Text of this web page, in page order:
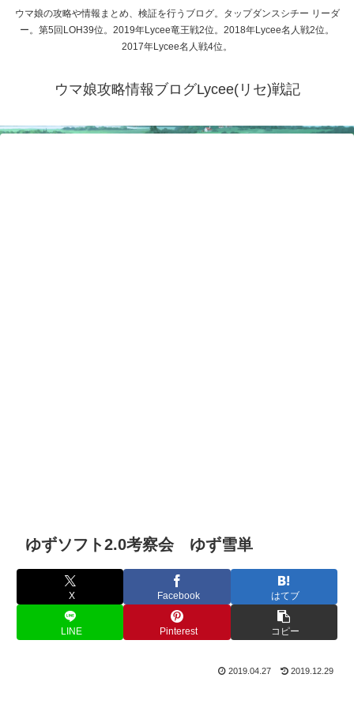
ウマ娘の攻略や情報まとめ、検証を行うブログ。タップダンスシチー リーダ
ー。第5回LOH39位。2019年Lycee竜王戦2位。2018年Lycee名人戦2位。
2017年Lycee名人戦4位。
ウマ娘攻略情報ブログLycee(リセ)戦記
ゆずソフト2.0考察会 ゆず雪単
X Facebook はてブ
LINE Pinterest コピー
2019.04.27 2019.12.29